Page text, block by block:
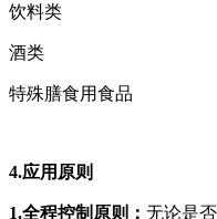
饮料类
酒类
特殊膳食用食品
4.应用原则
1.全程控制原则： 无论是